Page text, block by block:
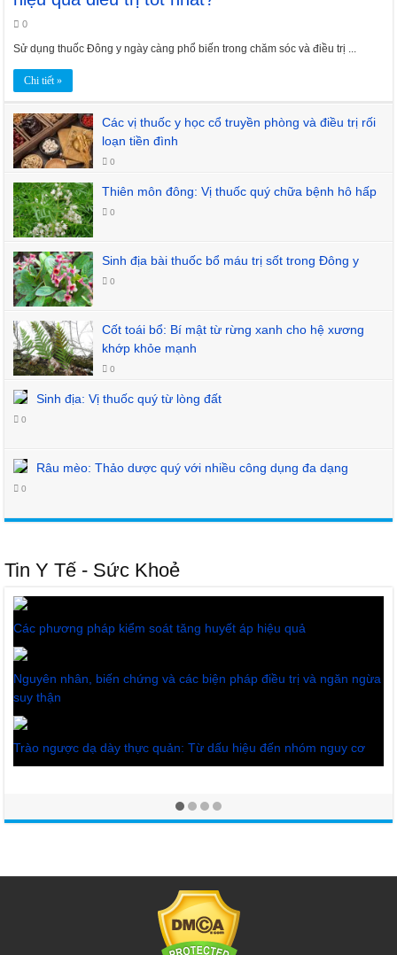
0
Sử dụng thuốc Đông y ngày càng phổ biến trong chăm sóc và điều trị ...
Chi tiết »
Các vị thuốc y học cổ truyền phòng và điều trị rối
loạn tiền đình
0
Thiên môn đông: Vị thuốc quý chữa bệnh hô hấp
0
Sinh địa bài thuốc bổ máu trị sốt trong Đông y
0
Cốt toái bổ: Bí mật từ rừng xanh cho hệ xương
khớp khỏe mạnh
0
Sinh địa: Vị thuốc quý từ lòng đất
0
Râu mèo: Thảo dược quý với nhiều công dụng đa dạng
0
Tin Y Tế - Sức Khoẻ
Các phương pháp kiểm soát tăng huyết áp hiệu quả
Nguyên nhân, biến chứng và các biện pháp điều trị và ngăn ngừa
suy thận
Trào ngược dạ dày thực quản: Từ dấu hiệu đến nhóm nguy cơ